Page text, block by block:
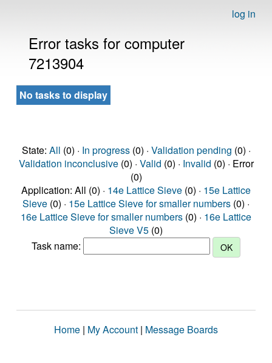
log in
Error tasks for computer
7213904
No tasks to display
State: All (0) · In progress(0) · Validation pending (0) ·
Validation inconclusive(0) · Valid (0) · Invalid (0) · Error
(0)
Application: All (0) · 14e Lattice Sieve (0) · 15e Lattice
Sieve (0) · 15e Lattice Sieve for smaller numbers (0) ·
16e Lattice Sieve for smaller numbers (0) · 16e Lattice
Sieve V5 (0)
Task name:
Home | My Account | Message Boards